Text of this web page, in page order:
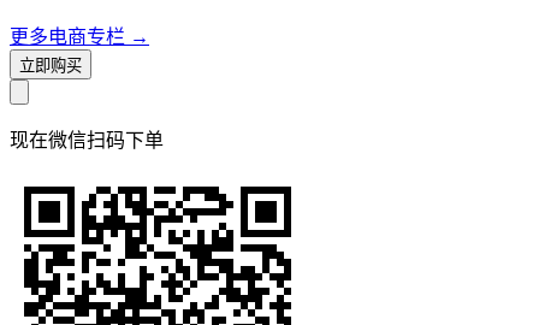
更多电商专栏 →
立即购买
现在微信扫码下单